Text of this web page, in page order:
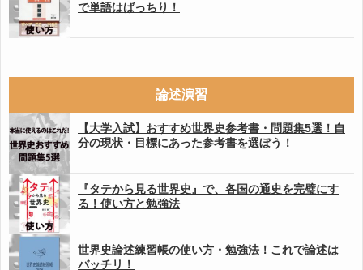
で単語はばっちり！
論述演習
【大学入試】おすすめ世界史参考書・問題集5選！自
分の現状・目標にあった参考書を選ぼう！
『タテから見る世界史』で、各国の通史を完璧にす
る！使い方と勉強法
世界史論述練習帳の使い方・勉強法！これで論述は
バッチリ！